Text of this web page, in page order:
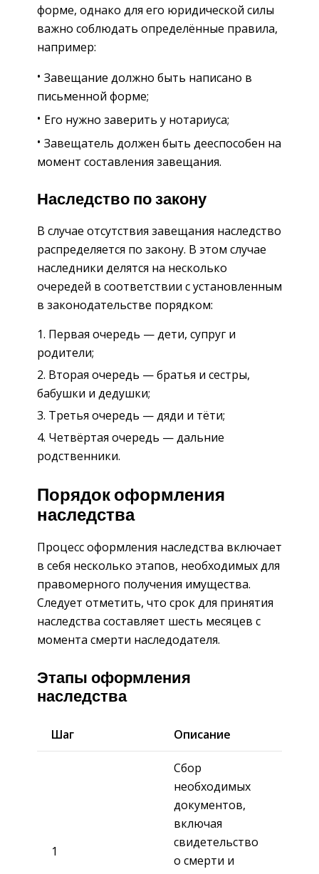
форме, однако для его юридической силы
важно соблюдать определённые правила,
например:
Завещание должно быть написано в
письменной форме;
Его нужно заверить у нотариуса;
Завещатель должен быть дееспособен на
момент составления завещания.
Наследство по закону
В случае отсутствия завещания наследство
распределяется по закону. В этом случае
наследники делятся на несколько
очередей в соответствии с установленным
в законодательстве порядком:
Первая очередь — дети, супруг и
родители;
Вторая очередь — братья и сестры,
бабушки и дедушки;
Третья очередь — дяди и тёти;
Четвёртая очередь — дальние
родственники.
Порядок оформления
наследства
Процесс оформления наследства включает
в себя несколько этапов, необходимых для
правомерного получения имущества.
Следует отметить, что срок для принятия
наследства составляет шесть месяцев с
момента смерти наследодателя.
Этапы оформления
наследства
Шаг Описание
1
Сбор
необходимых
документов,
включая
свидетельство
о смерти и